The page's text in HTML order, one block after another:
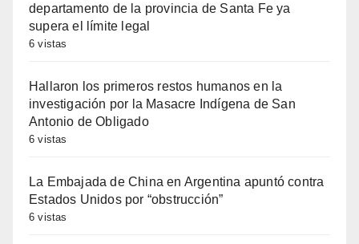
departamento de la provincia de Santa Fe ya
supera el límite legal
6 vistas
Hallaron los primeros restos humanos en la
investigación por la Masacre Indígena de San
Antonio de Obligado
6 vistas
La Embajada de China en Argentina apuntó contra
Estados Unidos por “obstrucción”
6 vistas